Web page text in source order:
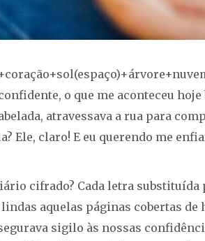
o que me aconteceu hoje
atravessava a rua para
Ele, claro! E eu querendo me
cifrado? Cada letra substituída
aquelas páginas cobertas de
sigilo às nossas